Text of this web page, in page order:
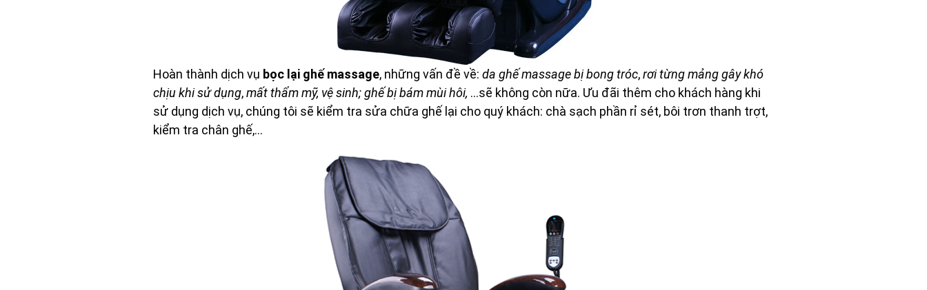
Hoàn thành dịch vụ bọc lại ghế massage, những vấn đề về: da ghế massage bị bong tróc,rơi từng mảng gây khó
chịu khi sử dụng,mất thẩm mỹ, vệ sinh; ghế bị bám mùi hôi, …sẽ không còn nữa. Ưu đãi thêm cho khách hàng khi
sử dụng dịch vụ, chúng tôi sẽ kiểm tra sửa chữa ghế lại cho quý khách: chà sạch phần rỉ sét, bôi trơn thanh trợt,
kiểm tra chân ghế,…